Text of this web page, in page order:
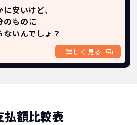
に安いけど、
のものに
ないんでしょ？
詳しく見る
払額比較表